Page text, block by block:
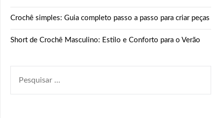
Crochê simples: Guia completo passo a passo para criar peças
Short de Crochê Masculino: Estilo e Conforto para o Verão
POR: